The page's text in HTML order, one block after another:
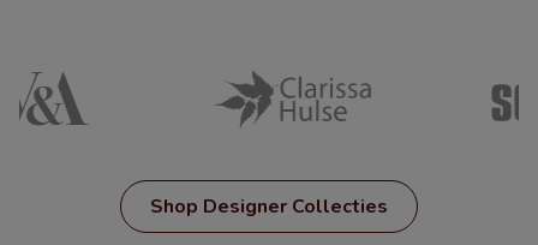
Shop Designer Collecties